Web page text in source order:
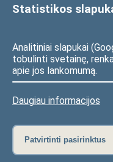
Statistikos
Analitiniai slapukai
tobulinti svetainę,
apie jos lankomumą.
Daugiau informacijos
Patvirtinti pasirinktus
Pradžia
1 2